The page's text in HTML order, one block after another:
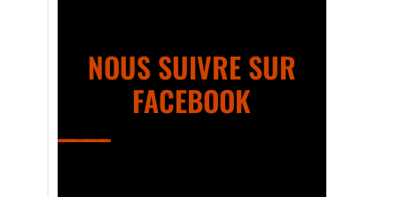
NOUS SUIVRE SUR
FACEBOOK